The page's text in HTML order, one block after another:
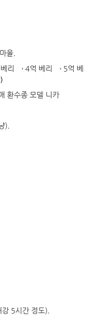
을.
리 → 4억 베리 → 5억 베
환수종 모델 니카
).
5시간 정도).